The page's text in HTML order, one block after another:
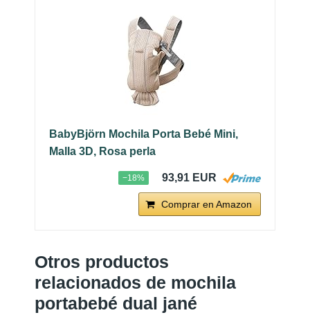
BabyBjörn Mochila Porta Bebé Mini,
Malla 3D, Rosa perla
−18% 93,91 EUR
Comprar en Amazon
Otros productos
relacionados de mochila
portabebé dual jané